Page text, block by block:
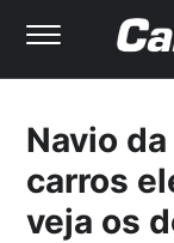
Navio
carros
veja os